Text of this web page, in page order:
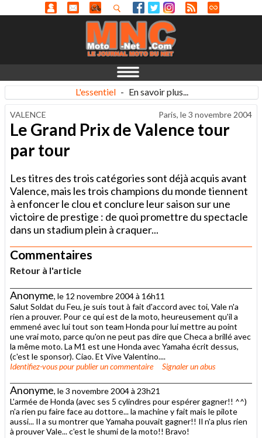
L'essentiel - En savoir plus...
VALENCE Paris, le3 novembre 2004
Le Grand Prix de Valence tour
par tour
Les titres des trois catégories sont déjà acquis avant
Valence, mais les trois champions du monde tiennent
à enfoncer le clou et conclure leur saison sur une
victoire de prestige : de quoi promettre du spectacle
dans un stadium plein à craquer...
Commentaires
Retour à l'article
Anonyme, le 12 novembre 2004 à 16h11
Salut Soldat du Feu, je suis tout à fait d'accord avec toi, Vale n'a
rien a prouver. Pour ce qui est de la moto, heureusement qu'il a
emmené avec lui tout son team Honda pour lui mettre au point
une vrai moto, parce qu'on ne peut pas dire que Checa a brillé avec
la même moto. La M1 est une Honda avec Yamaha écrit dessus,
(c'est le sponsor). Ciao. Et Vive Valentino....
Identifiez-vouspour publier un commentaire Signaler un abus
Anonyme, le 3 novembre 2004 à 23h21
L'armée de Honda (avec ses 5 cylindres pour espérer gagner!! ^^)
n'a rien pu faire face au dottore... la machine y fait mais le pilote
aussi... Il a su montrer que Yamaha pouvait gagner!! Il n'a plus rien
à prouver Vale... c'est le shumi de la moto!! Bravo!